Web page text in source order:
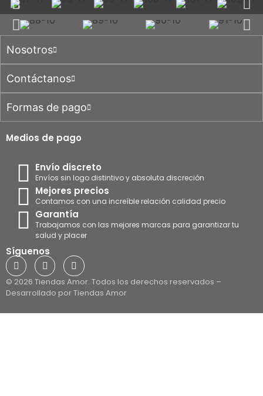
Nosotros
Contáctanos
Formas de pago
Medios de pago
Envío discreto
Envíos sin logo distintivo y absoluta discreción
Mejores precios
Contamos con una increíble relación calidad precio
Garantía
Trabajamos con las mejores marcas para garantizar tu
salud y placer
Síguenos
© 2026 Tiendas Amor. Todos los derechos reservados –
Desarrollado por Tiendas Amor